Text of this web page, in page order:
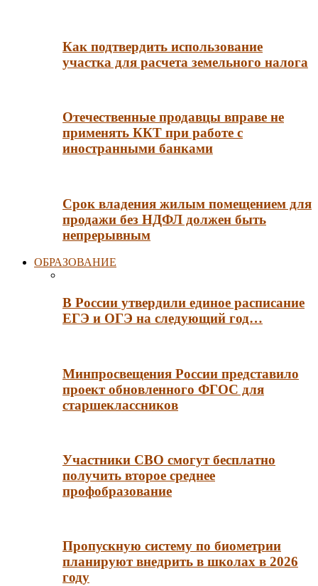
Как подтвердить использование
участка для расчета земельного налога
Отечественные продавцы вправе не
применять ККТ при работе с
иностранными банками
Срок владения жилым помещением для
продажи без НДФЛ должен быть
непрерывным
ОБРАЗОВАНИЕ
В России утвердили единое расписание
ЕГЭ и ОГЭ на следующий год…
Минпросвещения России представило
проект обновленного ФГОС для
старшеклассников
Участники СВО смогут бесплатно
получить второе среднее
профобразование
Пропускную систему по биометрии
планируют внедрить в школах в 2026
году